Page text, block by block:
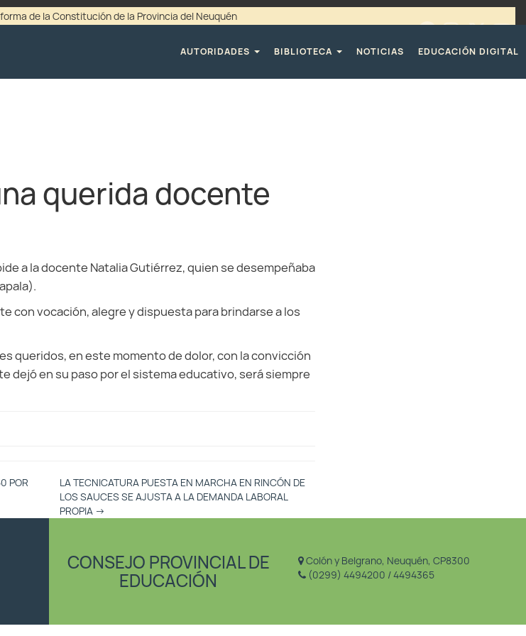
de la Constitución de la Provincia del Neuquén
AUTORIDADES
BIBLIOTECA NOTICIAS EDUCACIÓN DIGITAL
querida docente
a la docente Natalia Gutiérrez, quien se desempeñaba
con vocación, alegre y dispuesta para brindarse a los
queridos, en este momento de dolor, con la convicción
dejó en su paso por el sistema educativo, será siempre
POR
LA TECNICATURA PUESTA EN MARCHA EN RINCÓN DE
LOS SAUCES SE AJUSTA A LA DEMANDA LABORAL
PROPIA →
CONSEJO PROVINCIAL DE
EDUCACIÓN
Colón y Belgrano, Neuquén, CP8300
(0299) 4494200 / 4494365